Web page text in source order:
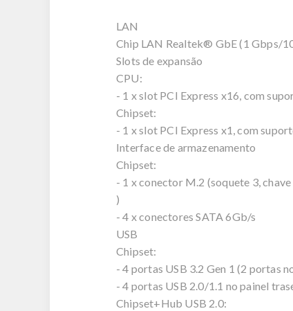
LAN
Chip LAN Realtek® GbE (1 Gbps/
Slots de expansão
CPU:
- 1 x slot PCI Express x16, com
Chipset:
- 1 x slot PCI Express x1, com
Interface de armazenamento
Chipset:
- 1 x conector M.2 (soquete 3,
)
- 4 x conectores SATA 6Gb/s
USB
Chipset:
- 4 portas USB 3.2 Gen 1 (2 portas
- 4 portas USB 2.0/1.1 no painel
Chipset+Hub USB 2.0: